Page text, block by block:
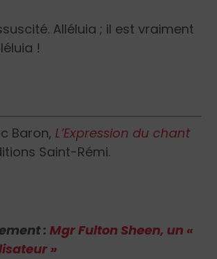
Alléluia ; il est vraiment
!
Baron,L’Expression du chant
Saint-Rémi.
:Mgr Fulton Sheen, un «
»